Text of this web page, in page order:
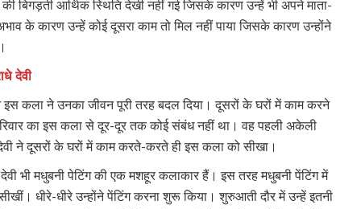
बिगड़ती आर्थिक स्थिति देखी नहीं गई जिसके कारण उन्हें भी अपने माता-
के कारण उन्हें कोई दूसरा काम तो मिल नहीं पाया जिसके कारण उन्होंने
देवी
कला ने उनका जीवन पूरी तरह बदल दिया। दूसरों के घरों में काम करने
का इस कला से दूर-दूर तक कोई संबंध नहीं था। वह पहली अकेली
ने दूसरों के घरों में काम करते-करते ही इस कला को सीखा।
भी मधुबनी पेटिंग की एक मशहूर कलाकार हैं। इस तरह मधुबनी पेंटिंग में
धीरे-धीरे उन्होंने पेंटिंग करना शुरू किया। शुरुआती दौर में उन्हें इतनी